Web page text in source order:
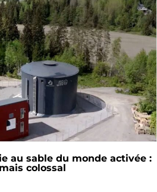
au sable du monde activée :
colossal